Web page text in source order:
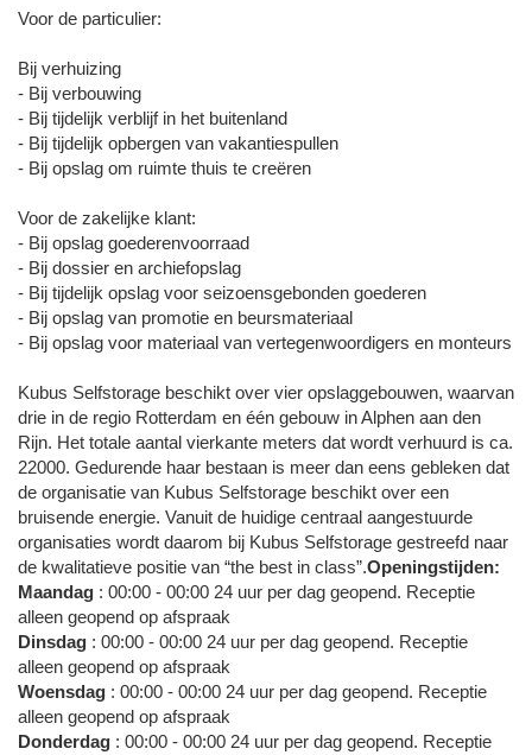
Voor de particulier:
Bij verhuizing
- Bij verbouwing
- Bij tijdelijk verblijf in het buitenland
- Bij tijdelijk opbergen van vakantiespullen
- Bij opslag om ruimte thuis te creëren
Voor de zakelijke klant:
- Bij opslag goederenvoorraad
- Bij dossier en archiefopslag
- Bij tijdelijk opslag voor seizoensgebonden goederen
- Bij opslag van promotie en beursmateriaal
- Bij opslag voor materiaal van vertegenwoordigers en monteurs
Kubus Selfstorage beschikt over vier opslaggebouwen, waarvan
drie in de regio Rotterdam en één gebouw in Alphen aan den
Rijn. Het totale aantal vierkante meters dat wordt verhuurd is ca.
22000. Gedurende haar bestaan is meer dan eens gebleken dat
de organisatie van Kubus Selfstorage beschikt over een
bruisende energie. Vanuit de huidige centraal aangestuurde
organisaties wordt daarom bij Kubus Selfstorage gestreefd naar
de kwalitatieve positie van “the best in class”.Openingstijden:
Maandag : 00:00 - 00:00 24 uur per dag geopend. Receptie
alleen geopend op afspraak
Dinsdag : 00:00 - 00:00 24 uur per dag geopend. Receptie
alleen geopend op afspraak
Woensdag : 00:00 - 00:00 24 uur per dag geopend. Receptie
alleen geopend op afspraak
Donderdag : 00:00 - 00:00 24 uur per dag geopend. Receptie